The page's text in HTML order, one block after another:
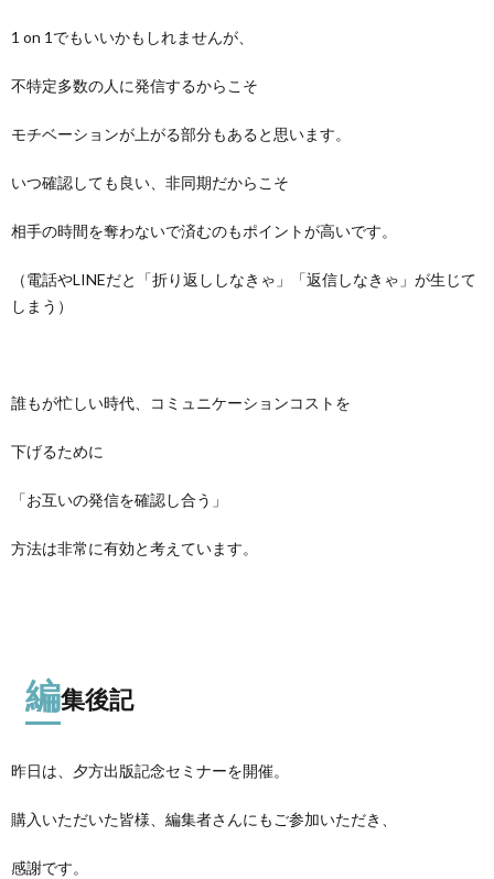
1 on 1でもいいかもしれませんが、
不特定多数の人に発信するからこそ
モチベーションが上がる部分もあると思います。
いつ確認しても良い、非同期だからこそ
相手の時間を奪わないで済むのもポイントが高いです。
（電話やLINEだと「折り返ししなきゃ」「返信しなきゃ」が生じて
しまう）
誰もが忙しい時代、コミュニケーションコストを
下げるために
「お互いの発信を確認し合う」
方法は非常に有効と考えています。
編集後記
昨日は、夕方出版記念セミナーを開催。
購入いただいた皆様、編集者さんにもご参加いただき、
感謝です。